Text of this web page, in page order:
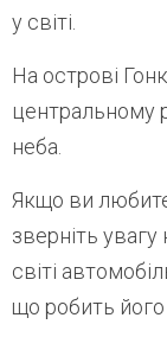
у світі.
На острові
центральному
неба.
Якщо ви любите
зверніть
світі
що робить